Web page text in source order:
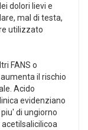
dolori lievi e
mal di testa,
utilizzato
FANS o
il rischio
Acido
evidenziano
di ungiorno